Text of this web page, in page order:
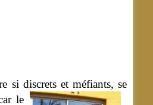
si discrets et méfiants, se
le